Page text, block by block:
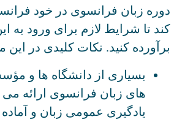
دوره زبان فرانسوی در خود
کند تا شرایط لازم برای ورود به
برآورده کنید. نکات کلیدی در این
بسیاری از دانشگاه ها و
های زبان فرانسوی ارائه
یادگیری عمومی زبان و